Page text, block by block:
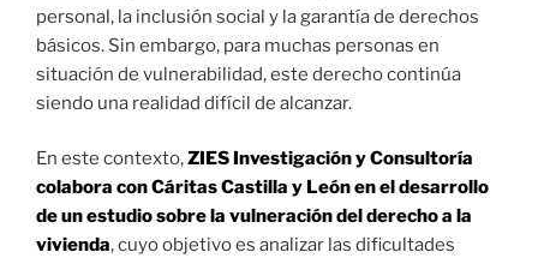
personal, la inclusión social y la garantía de derechos
básicos. Sin embargo, para muchas personas en
situación de vulnerabilidad, este derecho continúa
siendo una realidad difícil de alcanzar.
En este contexto,ZIES Investigación y Consultoría
colabora con Cáritas Castilla y León en el desarrollo
de un estudio sobre la vulneración del derecho a la
vivienda, cuyo objetivo es analizar las dificultades